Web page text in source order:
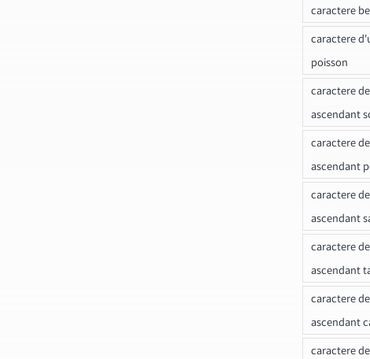
caractere
caractere
poisson
caractere
ascendant
caractere
ascendant
caractere
ascendant
caractere
ascendant
caractere
ascendant
caractere